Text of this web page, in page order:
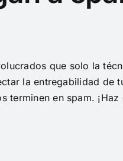
que solo la
la entregabilidad de
en spam.